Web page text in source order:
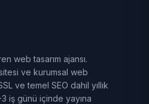
web tasarım ajansı.
ve kurumsal web
ve temel SEO dahil yıllık
iş günü içinde yayına